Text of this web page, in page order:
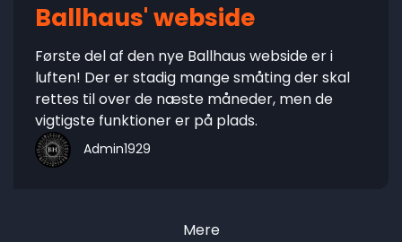
Ballhaus' webside
Første del af den nye Ballhaus webside er i
luften! Der er stadig mange småting der skal
rettes til over de næste måneder, men de
vigtigste funktioner er på plads.
Admin1929
Mere